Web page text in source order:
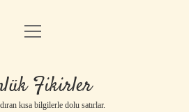
Anasayfa
Yasal Uyarı
menüyü
Fikirler
kısa bilgilerle dolu satırlar.